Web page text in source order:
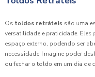
Os toldos retráteis são uma
versatilidade e praticidade. Eles
espaço externo, podendo ser
necessidade. Imagine poder
ou fechar o toldo em um dia de